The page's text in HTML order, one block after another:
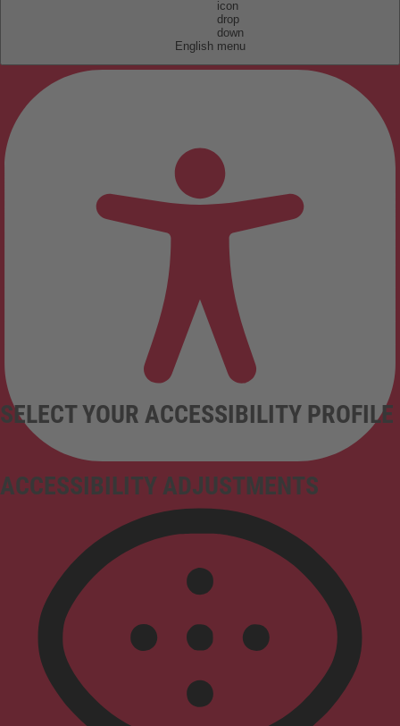
English
ACCESSIBILITY ADJUSTMENTS
SELECT YOUR ACCESSIBILITY PROFILE